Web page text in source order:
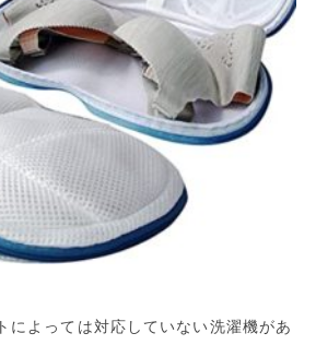
によっては対応していない洗濯機があ